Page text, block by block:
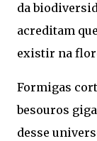
da
acreditam
existir na
Formigas
besouros
desse